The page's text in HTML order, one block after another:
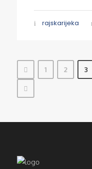
rajskarijeka
1 2 3